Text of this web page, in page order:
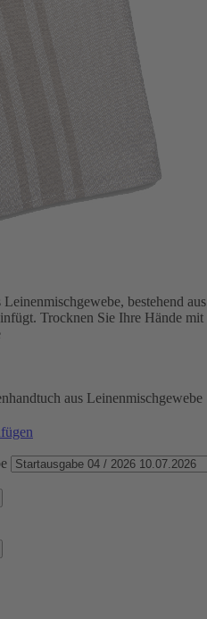
Leinenmischgewebe, bestehend
Trocknen Sie Ihre Hände
aus Leinenmischgewebe